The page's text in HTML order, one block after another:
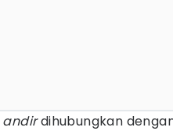
andirdihubungkan